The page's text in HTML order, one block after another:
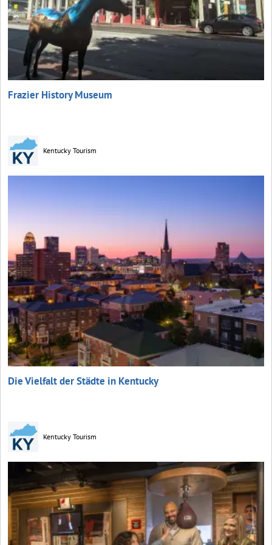
Frazier History Museum
Kentucky Tourism
Die Vielfalt der Städte in Kentucky
Kentucky Tourism